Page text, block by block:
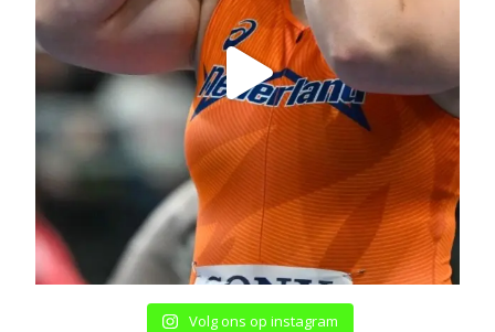
Volg ons op instagram